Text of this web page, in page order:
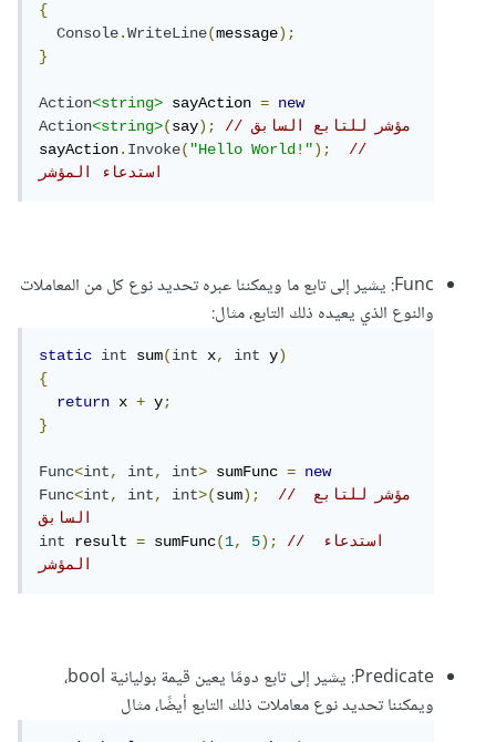
{
Console.WriteLine(message);
}
Action<string> sayAction =
new
Action<string>(say);
// مؤشر للتابع السابق
sayAction.Invoke("Hello World!");
//
استدعاء المؤشر
Func: يشير إلى تابع ما ويمكننا عبره تحديد نوع كل من المعاملات
والنوع الذي يعيده ذلك التابع، مثال:
static int sum(int x, int y)
{
return x + y;
}
Func<int, int, int> sumFunc =
new
Func<int, int, int>(sum);
// مؤشر للتابع
السابق
int
result = sumFunc(1, 5);
// استدعاء
المؤشر
Predicate: يشير إلى تابع دومًا يعين قيمة بوليانية bool،
ويمكننا تحديد نوع معاملات ذلك التابع أيضًا، مثال